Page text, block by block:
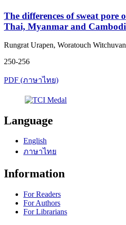
The differences of sweat pore
Thai, Myanmar and
Rungrat Urapen, Woratouch
250-256
PDF (ภาษาไทย)
Language
English
ภาษาไทย
Information
For Readers
For Authors
For Librarians